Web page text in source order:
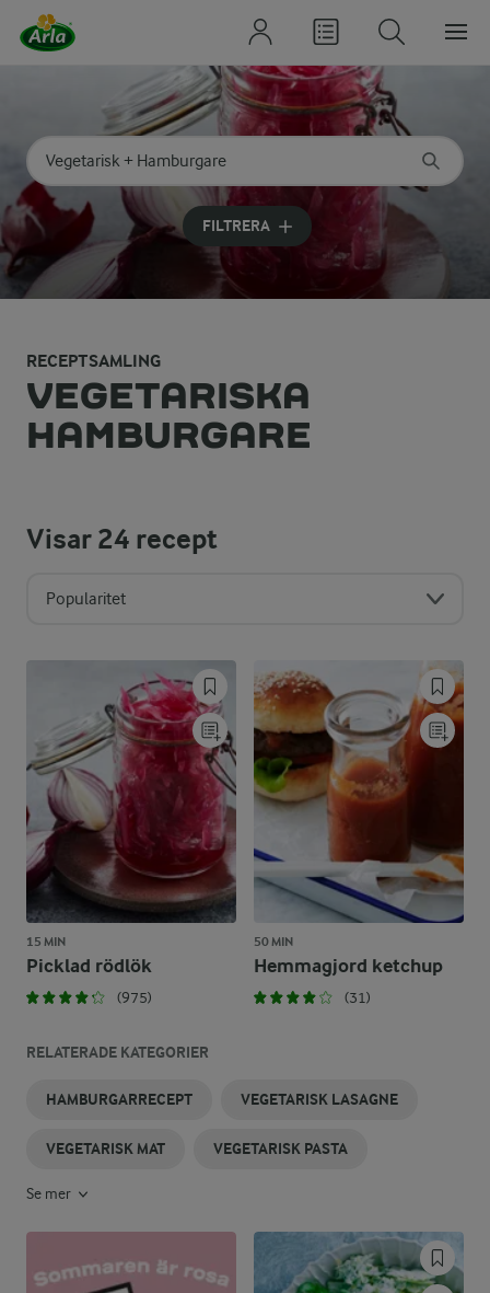
Sök på kategori eller ingrediens
Skriv in sökord för att få förslag
FILTRERA
RECEPTSAMLING
VEGETARISKA
HAMBURGARE
Visar24 recept
Popularitet
15 MIN
Picklad rödlök
(975)
50 MIN
Hemmagjord ketchup
(31)
RELATERADE KATEGORIER
HAMBURGARRECEPT VEGETARISK LASAGNE
VEGETARISK MAT VEGETARISK PASTA
Se mer